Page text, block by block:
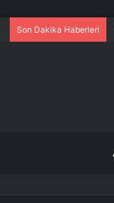
Son Dakika Haberleri